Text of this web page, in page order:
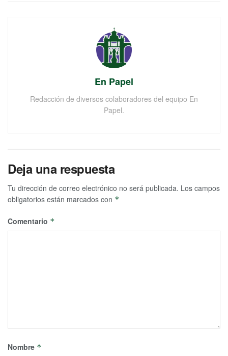
En Papel
Redacción de diversos colaboradores del equipo En
Papel.
Deja una respuesta
Tu dirección de correo electrónico no será publicada. Los campos
obligatorios están marcados con *
Comentario *
Nombre *